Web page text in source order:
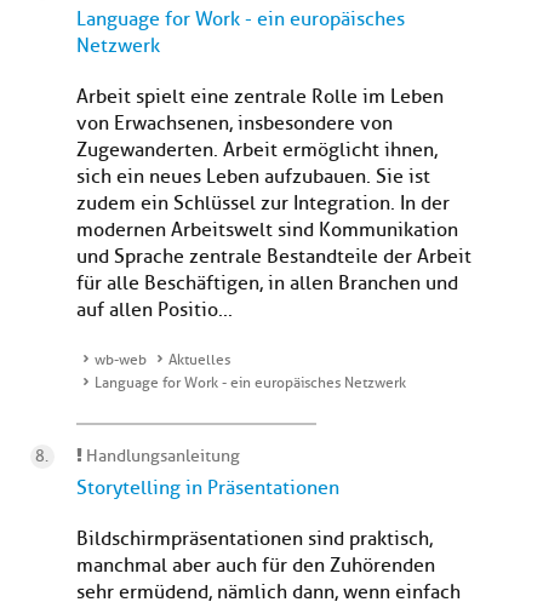
Language for Work - ein europäisches
Netzwerk
Arbeit spielt eine zentrale Rolle im Leben
von Erwachsenen, insbesondere von
Zugewanderten. Arbeit ermöglicht ihnen,
sich ein neues Leben aufzubauen. Sie ist
zudem ein Schlüssel zur Integration. In der
modernen Arbeitswelt sind Kommunikation
und Sprache zentrale Bestandteile der Arbeit
für alle Beschäftigen, in allen Branchen und
auf allen Positio...
wb-web
Aktuelles
Language for Work - ein europäisches Netzwerk
Handlungsanleitung
Storytelling in Präsentationen
Bildschirmpräsentationen sind praktisch,
manchmal aber auch für den Zuhörenden
sehr ermüdend, nämlich dann, wenn einfach